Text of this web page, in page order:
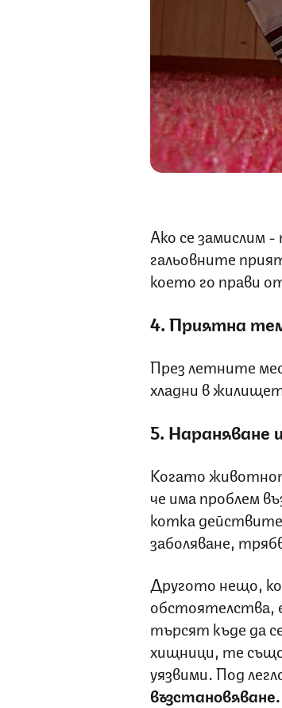
Ако се замислим
гальовните
което го прави
4. Приятна
През летните
хладни в
5. Нараняване
Когато
че има проблем
котка
заболяване,
Другото нещо,
обстоятелства,
търсят къде да
хищници, те също
уязвими. Под
възстановяване.